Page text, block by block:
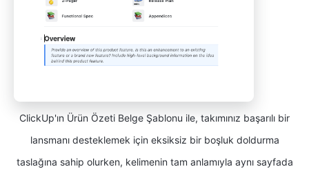
ClickUp'ın Ürün Özeti Belge Şablonu ile, takımınız başarılı bir
lansmanı desteklemek için eksiksiz bir boşluk doldurma
taslağına sahip olurken, kelimenin tam anlamıyla aynı sayfada